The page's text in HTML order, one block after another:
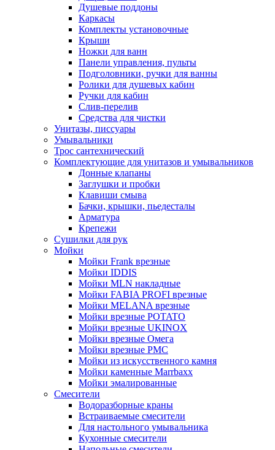
Душевые поддоны
Каркасы
Комплекты установочные
Крыши
Ножки для ванн
Панели управления, пульты
Подголовники, ручки для ванны
Ролики для душевых кабин
Ручки для кабин
Слив-перелив
Средства для чистки
Унитазы, писсуары
Умывальники
Трос сантехнический
Комплектующие для унитазов и умывальников
Донные клапаны
Заглушки и пробки
Клавиши смыва
Бачки, крышки, пьедесталы
Арматура
Крепежи
Сушилки для рук
Мойки
Мойки Frank врезные
Мойки IDDIS
Мойки MLN накладные
Мойки FABIA PROFI врезные
Мойки MELANA врезные
Мойки врезные POTATO
Мойки врезные UKINOX
Мойки врезные Омега
Мойки врезные РМС
Мойки из искусственного камня
Мойки каменные Marrbaxx
Мойки эмалированные
Смесители
Водоразборные краны
Встраиваемые смесители
Для настольного умывальника
Кухонные смесители